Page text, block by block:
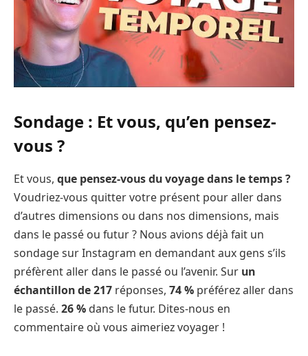
Sondage : Et vous, qu’en pensez-
vous ?
Et vous, que pensez-vous du voyage dans le temps ?
Voudriez-vous quitter votre présent pour aller dans
d’autres dimensions ou dans nos dimensions, mais
dans le passé ou futur ? Nous avions déjà fait un
sondage sur Instagram en demandant aux gens s’ils
préfèrent aller dans le passé ou l’avenir. Sur un
échantillon de 217 réponses, 74 % préférez aller dans
le passé. 26 % dans le futur. Dites-nous en
commentaire où vous aimeriez voyager !